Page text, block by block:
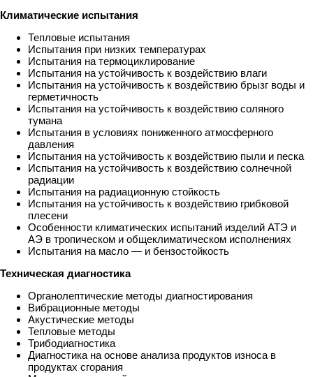
Климатические испытания
Тепловые испытания
Испытания при низких температурах
Испытания на термоциклирование
Испытания на устойчивость к воздействию влаги
Испытания на устойчивость к воздействию брызг воды и
герметичность
Испытания на устойчивость к воздействию соляного
тумана
Испытания в условиях пониженного атмосферного
давления
Испытания на устойчивость к воздействию пыли и песка
Испытания на устойчивость к воздействию солнечной
радиации
Испытания на радиационную стойкость
Испытания на устойчивость к воздействию грибковой
плесени
Особенности климатических испытаний изделий АТЭ и
АЭ в тропическом и общеклиматическом исполнениях
Испытания на масло — и бензостойкость
Техническая диагностика
Органолептические методы диагностирования
Вибрационные методы
Акустические методы
Тепловые методы
Трибодиагностика
Диагностика на основе анализа продуктов износа в
продуктах сгорания